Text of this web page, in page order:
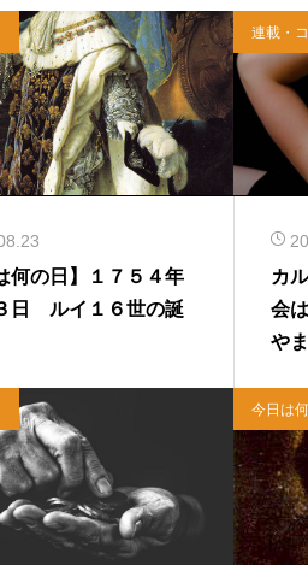
何の日】１７５４年
日 ルイ１６世の誕
連載・
カ
会
や
今日は